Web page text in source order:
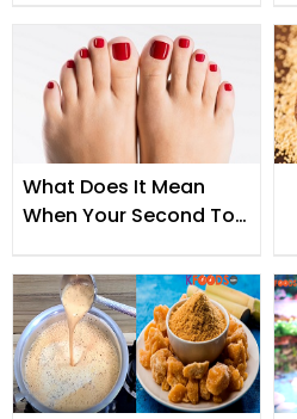
جنرل ضیاء نے مفت حج
کرایا
What Does It Mean
When Your Second Toe
Toe?